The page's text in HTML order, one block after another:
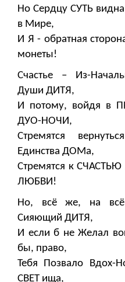
Но Сердцу СУТЬ
в Мире,
И Я - обратная
монеты!
Счастье – Из-
Души ДИТЯ,
И потому, войдя в
ДУО-НОЧИ,
Стремятся
Единства ДОМа,
Стремятся к
ЛЮБВИ!
Но, всё же, на всё
Сияющий ДИТЯ,
И если б не Желал
бы, право,
Тебя Позвало Вдох-
СВЕТ ища,